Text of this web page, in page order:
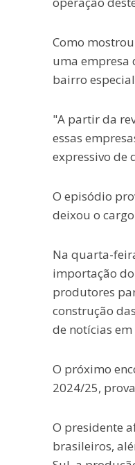
Como
uma empresa
bairro
"A partir da
essas
expressivo de
O episódio
deixou o
Na quarta-
importação
produtores
construção
de notícias
O próximo
2024/25,
O presidente
brasileiros,